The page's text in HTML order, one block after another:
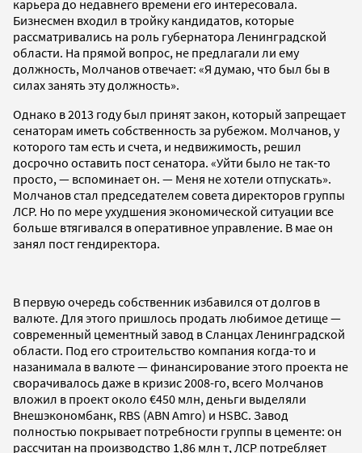
карьера до недавнего времени его интересовала.
Бизнесмен входил в тройку кандидатов, которые
рассматривались на роль губернатора Ленинградской
области. На прямой вопрос, не предлагали ли ему
должность, Молчанов отвечает: «Я думаю, что был бы в
силах занять эту должность».
Однако в 2013 году был принят закон, который запрещает
сенаторам иметь собственность за рубежом. Молчанов, у
которого там есть и счета, и недвижимость, решил
досрочно оставить пост сенатора. «Уйти было не так-то
просто, — вспоминает он. — Меня не хотели отпускать».
Молчанов стал председателем совета директоров группы
ЛСР. Но по мере ухудшения экономической ситуации все
больше втягивался в оперативное управление. В мае он
занял пост гендиректора.
В первую очередь собственник избавился от долгов в
валюте. Для этого пришлось продать любимое детище —
современный цементный завод в Сланцах Ленинградской
области. Под его строительство компания когда-то и
назанимала в валюте — финансирование этого проекта не
сворачивалось даже в кризис 2008-го, всего Молчанов
вложил в проект около €450 млн, деньги выделяли
Внешэкономбанк, RBS (ABN Amro) и HSBC. Завод
полностью покрывает потребности группы в цементе: он
рассчитан на производство 1,86 млн т, ЛСР потребляет